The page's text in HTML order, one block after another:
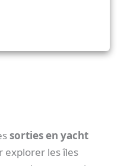
sorties en yacht
explorer les îles